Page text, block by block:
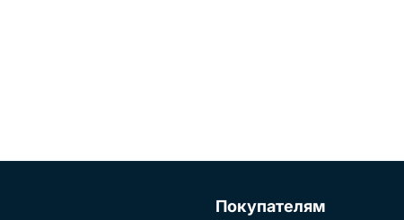
Покупателям